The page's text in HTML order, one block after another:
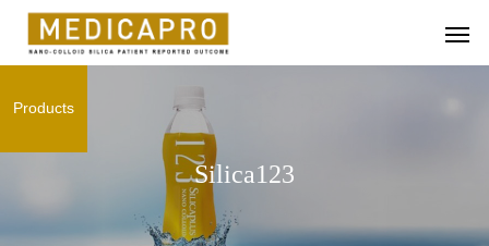
Silica123
Products